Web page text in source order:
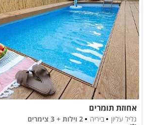
אחוזת תומרים
גליל עליון ביריה
2 וילות + 3 צימרים